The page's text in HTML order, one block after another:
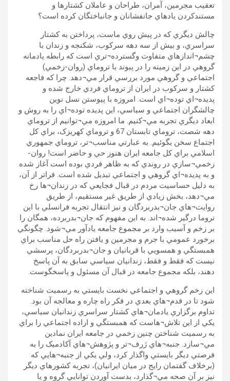
تعقيب مجرمين، آمران، طراحان و عاملان کشتارها و
مستندکردن يادهاي جانفشانان و جانباختگان کرده است؟
چالش ديگري که در پيش روي ماست، پرداختن به کشتار
سراسري، و بيش از سه دهه سرکوب، شکنجه و زندان با
چشم¬اندازهاي متفاوت وگسترده¬تري است که رابطه يادمانه
گروهي در اين زمينه را در پيوند با تروماي (روان-زخمي)
اجتماعي و گروهي مورد بررسي قرار مي¬دهد. چرا که فاجعه
کشتار و سرکوب در ايران از تروماي فردي خارج شده و
پديده¬اي توده¬اي است. امروزه با پيوستن نسل نوين
چالشگران اجتماعي و سياسي، اين پديده توده¬اي را به روش و
ابعاد ديگري تجربه مي¬کنيم. ما امروزه مي¬توانيم از تروماي
دهه شصت، تروماي تابستان 67 و تروماي کهريزک، براي کل
اجتماع سخن بگوئيم. به عبارتي مناسب¬تر، تروماي جمهوري
اسلامي براي کل جامعه ايران هنوز حي و حاضر است! روان-
زخمي¬سازي در روندي که به ظاهر فردي بوده است آغاز شده
و به پديده¬اي گروهي و اجتماعي تبديل شده است. فراتر از آن،
به دليل حساسيت مردم در قبال فجايعي که در زندان¬ها رخ
مي¬دهد، بخش زيادي از طريق غير مستقيم، از طريق
روايت¬هاي جان¬بدربردگان و نيز انتقال تجربه فرانسلي با اين
تروما درگير شده¬اند. به اين مفهوم که جان¬بدربرده، همگان را
بر زخم و آسيب وارد بر مجموع جامعه يادآور مي¬شود. چگونگي
برخورد عمومي با جرم و مجرمين و يافتن راه حل مناسب براي
همبستگي و همسويي با قربانيان و جان¬بدربردگان، پرسشي
نيست که فقط و فقط، زندانيان سياسي سابق به آن پاسخ
دهند، بلکه مجموع جامعه در قبال آن مسئول و پاسخگوست.
اين زخم گروهي و اجتماعي نخست بايستي به رسميت شناخته
شود تا در قدم¬هاي بعدي در فکر راه چاره و معالجه آن بود.
تداوم برگزاري يادمان¬هاي کشتار سراسري زندانيان سياسي،
يکي از اين تلاش¬هاست که همبستگي و اراده اجتماعي را براي
به رسميت شناختن چنين زخمي در جامعه ايران نمادين
مي¬سازد. جنبه¬هاي ژرف¬تر و پژوهش¬هاي آکادميک را به
فرصتي ديگر بايستي واگذار کرد، ولي يکي از جنبه¬هايي که
(برخلاف گفتمان رايج در ميان ايرانيان)، تجربه کشورهاي ديگر
نيز بر آن صحه مي¬گذارد، بدست آوردن توانايي گروه و يا